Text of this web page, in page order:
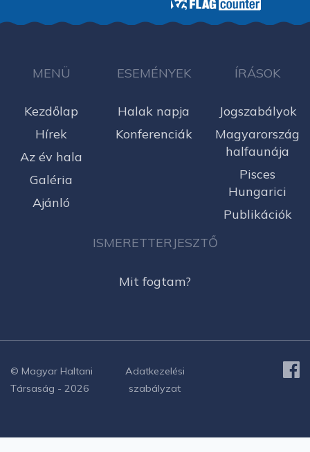
MENÜ
Kezdőlap
Hírek
Az év hala
Galéria
Ajánló
ESEMÉNYEK
Halak napja
Konferenciák
ÍRÁSOK
Jogszabályok
Magyarország
halfaunája
Pisces
Hungarici
Publikációk
ISMERETTERJESZTŐ
Mit fogtam?
© Magyar Haltani
Társaság - 2026
Adatkezelési
szabályzat